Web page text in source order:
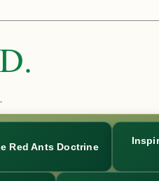
Red Ants Doctrine